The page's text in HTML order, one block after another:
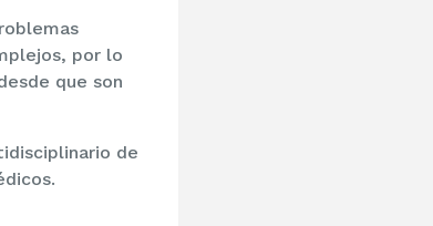
por lo
que son
de